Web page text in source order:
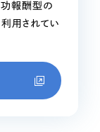
功報酬型の
用されてい